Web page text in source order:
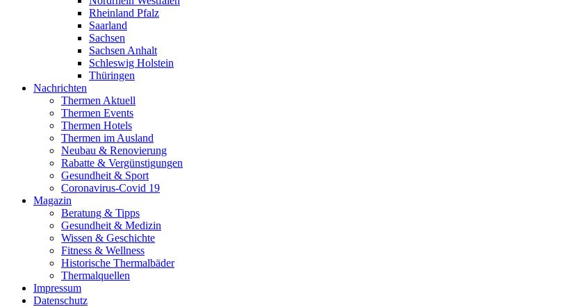
Rheinland Pfalz
Saarland
Sachsen
Sachsen Anhalt
Schleswig Holstein
Thüringen
Nachrichten
Thermen Aktuell
Thermen Events
Thermen Hotels
Thermen im Ausland
Neubau & Renovierung
Rabatte & Vergünstigungen
Gesundheit & Sport
Coronavirus-Covid 19
Magazin
Beratung & Tipps
Gesundheit & Medizin
Wissen & Geschichte
Fitness & Wellness
Historische Thermalbäder
Thermalquellen
Impressum
Datenschutz